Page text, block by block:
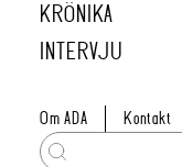
KRÖNIKA
INTERVJU
Om ADA Kontakt